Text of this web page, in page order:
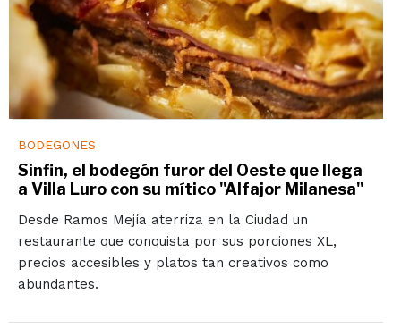
BODEGONES
Sinfin, el bodegón furor del Oeste que llega
a Villa Luro con su mítico "Alfajor Milanesa"
Desde Ramos Mejía aterriza en la Ciudad un
restaurante que conquista por sus porciones XL,
precios accesibles y platos tan creativos como
abundantes.